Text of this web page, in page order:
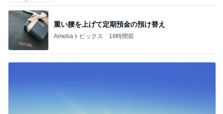
重い腰を上げて定期預金の預け替え
Amebaトピックス 18時間前